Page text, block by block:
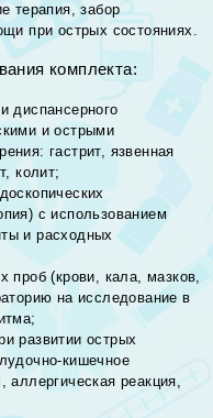
терапия, забор
при острых состояниях.
комплекта:
диспансерного
и острыми
гастрит, язвенная
колит;
с использованием
и расходных
проб (крови, кала, мазков,
на исследование в
развитии острых
кишечное
реакция,